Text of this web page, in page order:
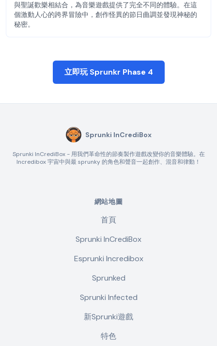
與聖誕歡樂相結合，為音樂遊戲提供了完全不同的體驗。在這
個激動人心的跨界冒險中，創作怪異的節日曲調並發現神秘的
秘密。
立即玩 Sprunkr Phase 4
Sprunki InCrediBox
Sprunki InCrediBox - 用我們革命性的節奏製作遊戲改變你的音樂體驗。在
Incredibox 宇宙中與最 sprunky 的角色和聲音一起創作、混音和律動！
網站地圖
首頁
Sprunki InCrediBox
Esprunki Incredibox
Sprunked
Sprunki Infected
新Sprunki遊戲
特色